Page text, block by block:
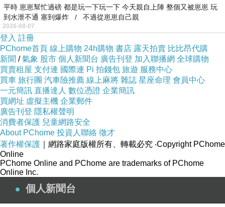
平時 崽崽幫忙過磅 都是玩一下玩一下 今天親自上陣 整個又被崽崽 玩
到水泄不通 塞到爆炸 / 不過從崽崽自己親
2026-08-07
登入 註冊
PChome首頁 線上購物 24h購物 書店 露天拍賣 比比昂代購
新聞 /氣象 股市 個人新聞台 廣告刊登 加入聯播網 全球購物
買賣租屋 支付連 國際連 Pi 拍錢包 旅遊 服務中心
買車 旅行團 汽車險推薦 線上麻將 雜誌 星座命理 會員中心
一元簡訊 直播達人 數位憑證 企業簡訊
買網址 虛擬主機 企業郵件
廣告刊登 隱私權聲明
消費者保護 兒童網路安全
About PChome 投資人聯絡 徵才
著作權保護 ｜網路家庭版權所有、轉載必究 ‧Copyright PChome
Online
PChome Online and PChome are trademarks of PChome
Online Inc.
個人新聞台